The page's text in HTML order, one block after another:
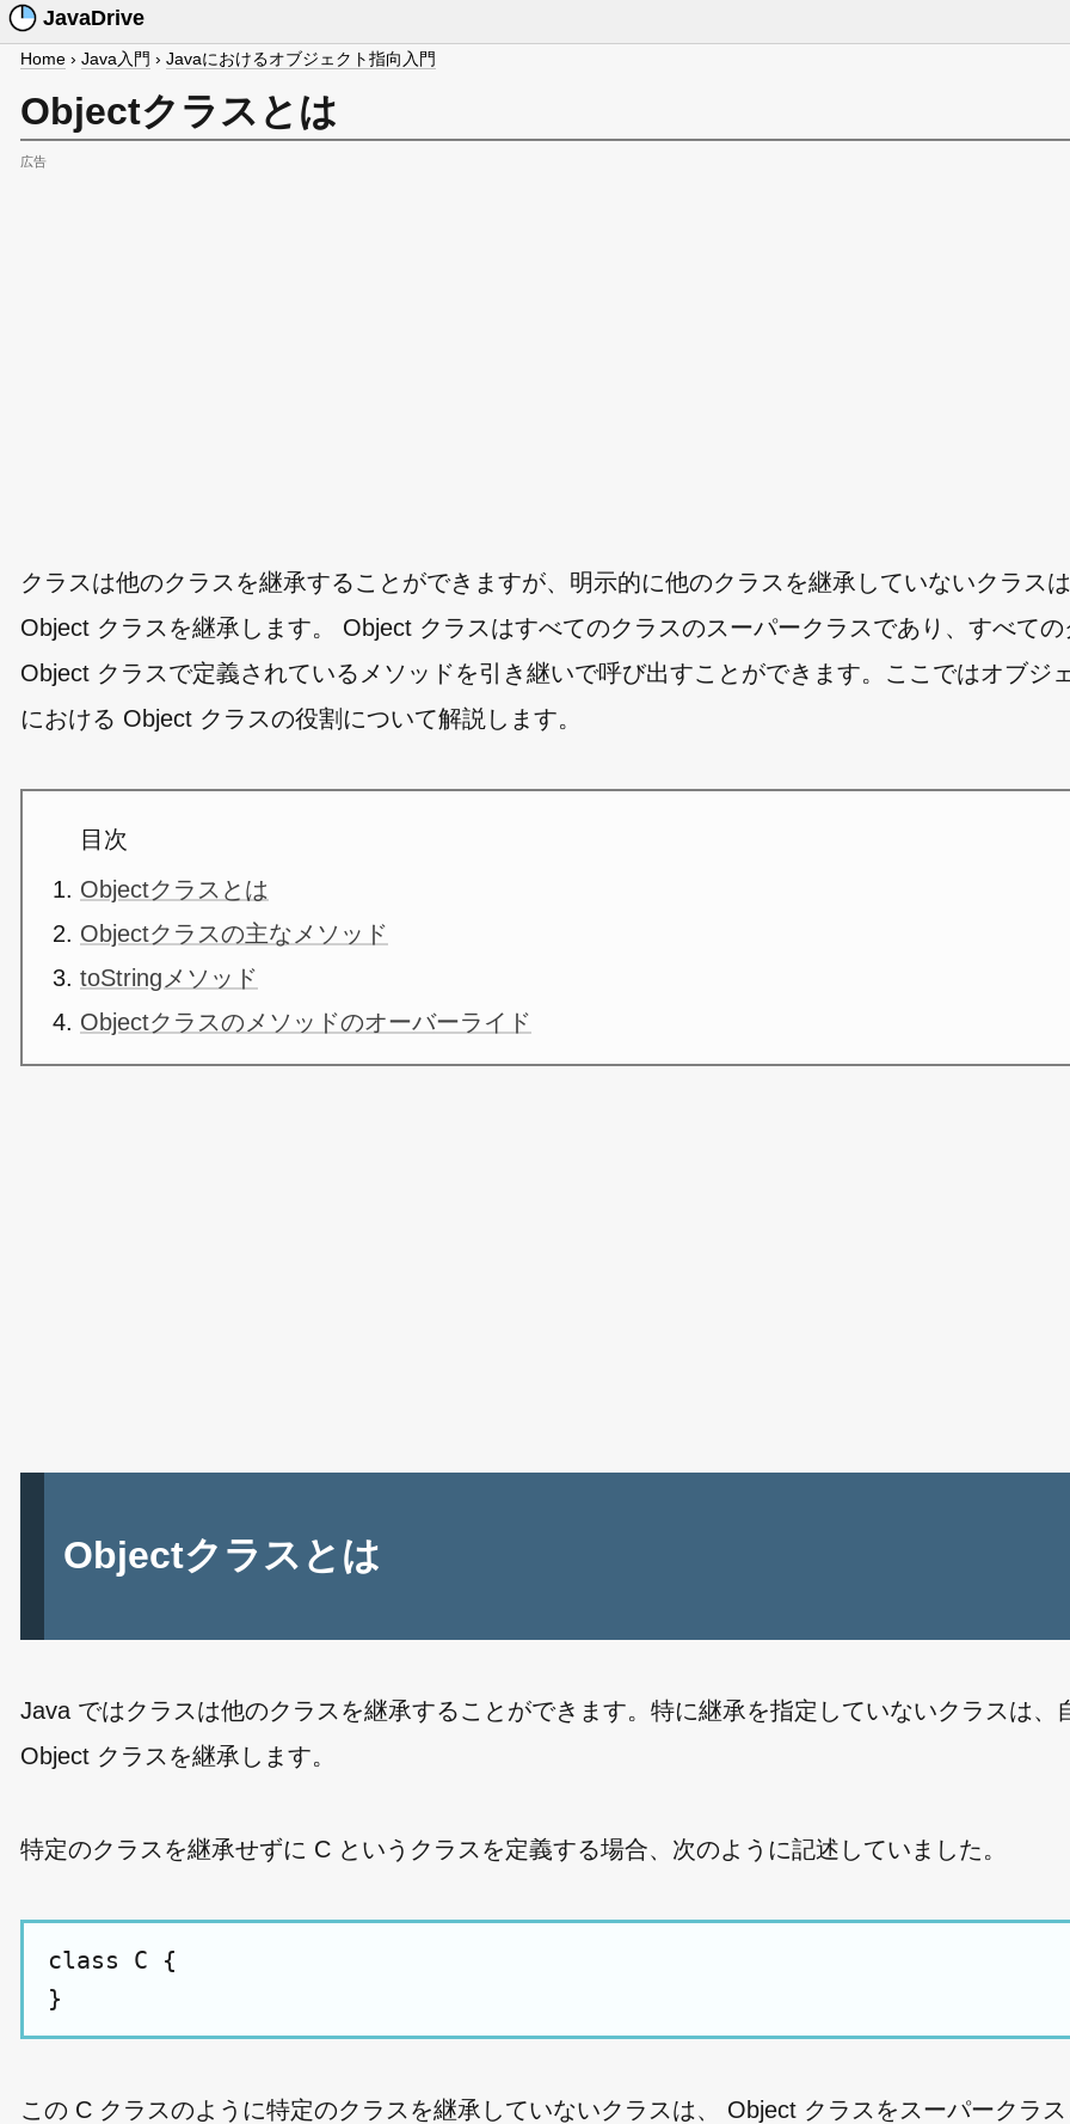
JavaDrive
Home › Java入門 › Javaにおけるオブジェクト指向入門
Objectクラスとは
広告
クラスは他のクラスを継承することができますが、明示的に他のクラスを継承していないクラス
Object クラスを継承します。 Object クラスはすべてのクラスのスーパークラスであり、すべての
Object クラスで定義されているメソッドを引き継いで呼び出すことができます。ここではオブジ
における Object クラスの役割について解説します。
目次
Objectクラスとは
Objectクラスの主なメソッド
toStringメソッド
Objectクラスのメソッドのオーバーライド
Objectクラスとは
Java ではクラスは他のクラスを継承することができます。特に継承を指定していないクラスは、
Object クラスを継承します。
特定のクラスを継承せずに C というクラスを定義する場合、次のように記述していました。
class C {
この C クラスのように特定のクラスを継承していないクラスは、 Object クラスをスーパークラ